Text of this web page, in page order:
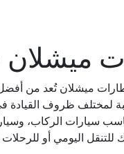
ميشلان
تُعد من أفضل
لمختلف ظروف
سيارات الركاب،
اليومي أو للرحلات